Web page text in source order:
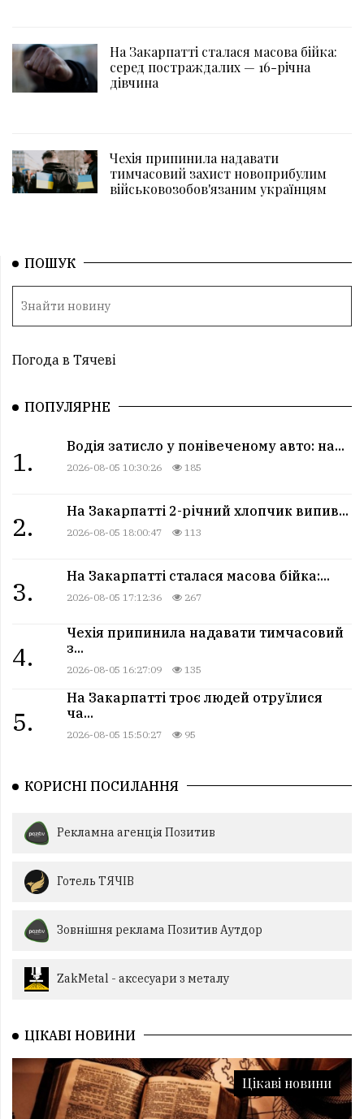
На Закарпатті сталася масова бійка:
серед постраждалих — 16-річна
дівчина
Чехія припинила надавати
тимчасовий захист новоприбулим
військовозобов'язаним українцям
ПОШУК
Погода в Тячеві
ПОПУЛЯРНЕ
1.
Водія затисло у понівеченому авто: на...
2026-08-05 10:30:26 185
2.
На Закарпатті 2-річний хлопчик випив...
2026-08-05 18:00:47 113
3.
На Закарпатті сталася масова бійка:...
2026-08-05 17:12:36 267
4.
Чехія припинила надавати тимчасовий
з...
2026-08-05 16:27:09 135
5.
На Закарпатті троє людей отруїлися
ча...
2026-08-05 15:50:27 95
КОРИСНІ ПОСИЛАННЯ
Рекламна агенція Позитив
Готель ТЯЧІВ
Зовнішня реклама Позитив Аутдор
ZakMetal - аксесуари з металу
ЦІКАВІ НОВИНИ
Цікаві новини